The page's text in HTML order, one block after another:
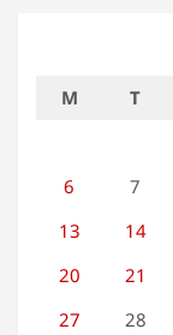
M
T
6
7
13
14
20
21
27
28